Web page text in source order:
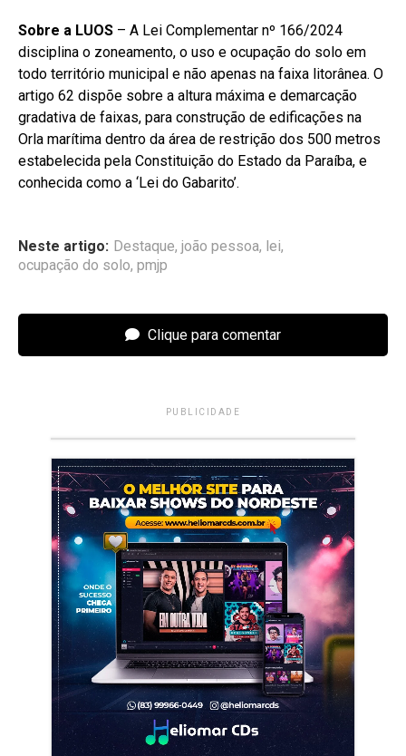
Sobre a LUOS – A Lei Complementar nº 166/2024
disciplina o zoneamento, o uso e ocupação do solo em
todo território municipal e não apenas na faixa litorânea. O
artigo 62 dispõe sobre a altura máxima e demarcação
gradativa de faixas, para construção de edificações na
Orla marítima dentro da área de restrição dos 500 metros
estabelecida pela Constituição do Estado da Paraíba, e
conhecida como a ‘Lei do Gabarito’.
Neste artigo: Destaque, joão pessoa, lei,
ocupação do solo, pmjp
Clique para comentar
PUBLICIDADE